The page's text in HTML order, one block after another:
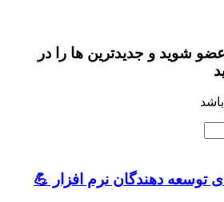
شوید و جدیدترین ها را در
توسعه دهندگان نرم افزار 💪